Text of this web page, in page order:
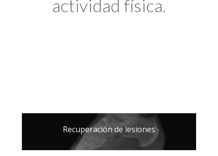
actividad física.
Recuperación de lesiones